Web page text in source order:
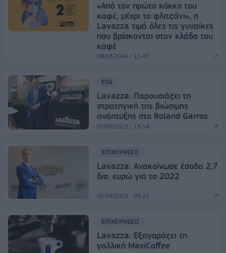
«Από τον πρώτο κόκκο του
καφέ, μέχρι το φλιτζάνι», η
Lavazza τιμά όλες τις γυναίκες
που βρίσκονται στον κλάδο του
καφέ
08/03/2024 - 15:47
ESG
Lavazza: Παρουσιάζει τη
στρατηγική της βιώσιμης
ανάπτυξης στο Roland Garros
01/06/2023 - 13:54
ΕΠΙΧΕΙΡΗΣΕΙΣ
Lavazza: Ανακοίνωσε έσοδα 2,7
δισ. ευρώ για το 2022
05/04/2023 - 09:21
ΕΠΙΧΕΙΡΗΣΕΙΣ
Lavazza: Εξαγοράζει τη
γαλλική MaxiCoffee